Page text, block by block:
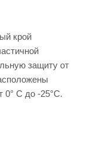
крой
защиту от
0° С до -25°С.